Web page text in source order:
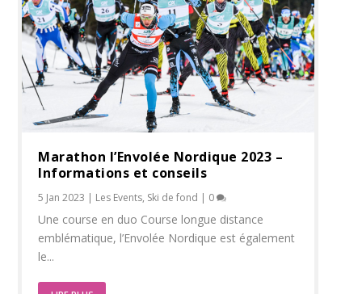
Marathon l’Envolée Nordique 2023 –
Informations et conseils
5 Jan 2023 | Les Events, Ski de fond | 0
Une course en duo Course longue distance
emblématique, l’Envolée Nordique est également
le...